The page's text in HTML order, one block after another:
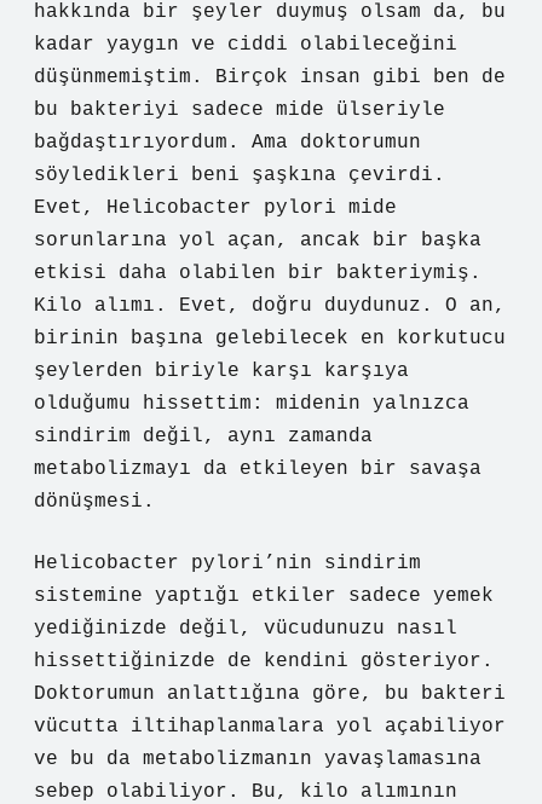
hakkında bir şeyler duymuş olsam da, bu
kadar yaygın ve ciddi olabileceğini
düşünmemiştim. Birçok insan gibi ben de
bu bakteriyi sadece mide ülseriyle
bağdaştırıyordum. Ama doktorumun
söyledikleri beni şaşkına çevirdi.
Evet, Helicobacter pylori mide
sorunlarına yol açan, ancak bir başka
etkisi daha olabilen bir bakteriymiş.
Kilo alımı. Evet, doğru duydunuz. O an,
birinin başına gelebilecek en korkutucu
şeylerden biriyle karşı karşıya
olduğumu hissettim: midenin yalnızca
sindirim değil, aynı zamanda
metabolizmayı da etkileyen bir savaşa
dönüşmesi.
Helicobacter pylori’nin sindirim
sistemine yaptığı etkiler sadece yemek
yediğinizde değil, vücudunuzu nasıl
hissettiğinizde de kendini gösteriyor.
Doktorumun anlattığına göre, bu bakteri
vücutta iltihaplanmalara yol açabiliyor
ve bu da metabolizmanın yavaşlamasına
sebep olabiliyor. Bu, kilo alımının